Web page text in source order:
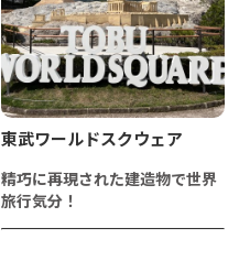
東武ワールドスクウェア
精巧に再現された建造物で世界
旅行気分！